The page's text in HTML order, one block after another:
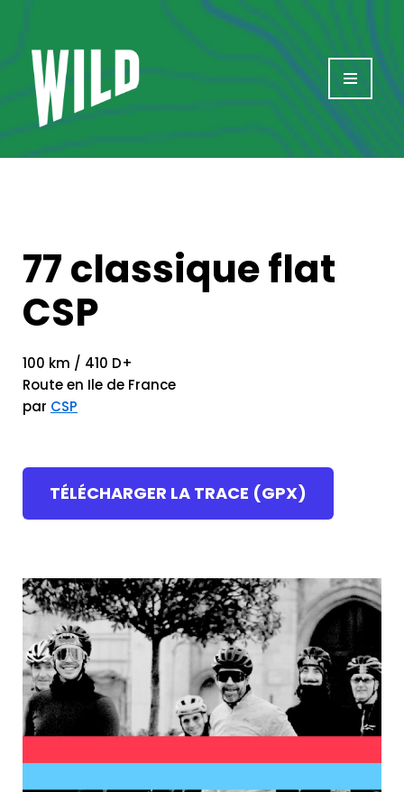
Aller
contenu
77 classique flat
CSP
100 km / 410 D+
Route en Ile de France
par CSP
TÉLÉCHARGER LA TRACE (GPX)